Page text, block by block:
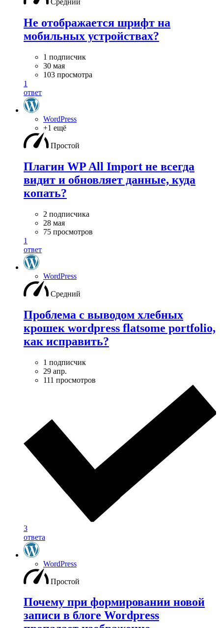
Средний
Не отображается шрифт на
мобильных устройствах?
1 подписчик
30 мая
103 просмотра
1
ответ
WordPress
+1 ещё
Простой
Плагин WP All Import не всегда
видит и обновляет данные, куда
копать?
2 подписчика
28 мая
75 просмотров
1
ответ
WordPress
Средний
Проблема с выводом хлебных
крошек wordpress flatsome portfolio,
как исправить?
1 подписчик
29 апр.
111 просмотров
3
ответа
WordPress
Простой
Почему при формировании новой
записи в блоге Wordpress